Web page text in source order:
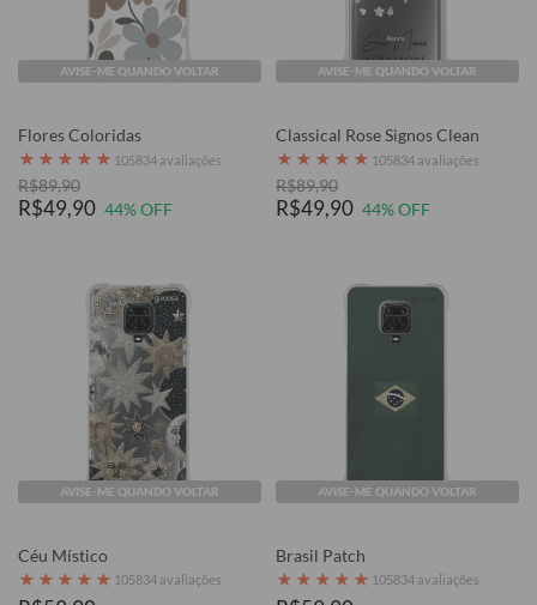
AVISE-ME QUANDO VOLTAR
Flores Coloridas
★ ★ ★ ★ ★ 105834 avaliações
R$89,90
R$49,90 44% OFF
AVISE-ME QUANDO VOLTAR
Classical Rose Signos Clean
★ ★ ★ ★ ★ 105834 avaliações
R$89,90
R$49,90 44% OFF
AVISE-ME QUANDO VOLTAR
Céu Místico
★ ★ ★ ★ ★ 105834 avaliações
AVISE-ME QUANDO VOLTAR
Brasil Patch
★ ★ ★ ★ ★ 105834 avaliações